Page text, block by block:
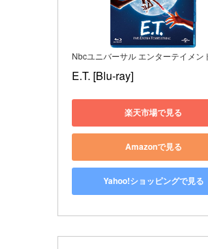
Nbcユニバーサル エンターテイメン
E.T. [Blu-ray]
楽天市場で見る
Amazonで見る
Yahoo!ショッピングで見る